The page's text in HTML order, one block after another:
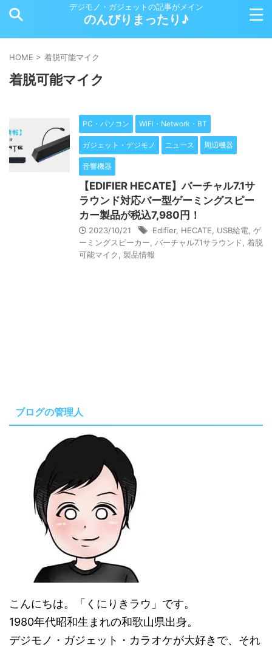
デジモノ・ガジェットの記事がメイン
のんびりまったり♪
HOME > 着脱可能マイク
着脱可能マイク
PC・パソコン WiFi・Network・BT
ガジェット・デジモノ ニュース 周辺機器
音響機器
【EDIFIER HECATE】バーチャル7.1サ
ラウンド対応バー型ゲーミングスピー
カー製品が税込7,980円！
2023/10/21 Edifier, HECATE USB給電 ゲ
ーミングスピーカー
バーチャル7.1サラウンド
着脱
可能マイク
製品情報
ブログの管理人
こんにちは。「くにりきラウ」です。
1980年代昭和生まれの和歌山県出身。
デジモノ・ガジェット・カラオケが大好きで、それ